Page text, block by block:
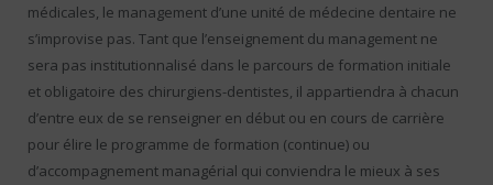
médicales, le management d’une unité de médecine dentaire ne
s’improvise pas. Tant que l’enseignement du management ne
sera pas institutionnalisé dans le parcours de formation initiale
et obligatoire des chirurgiens-dentistes, il appartiendra à chacun
d’entre eux de se renseigner en début ou en cours de carrière
pour élire le programme de formation (continue) ou
d’accompagnement managérial qui conviendra le mieux à ses